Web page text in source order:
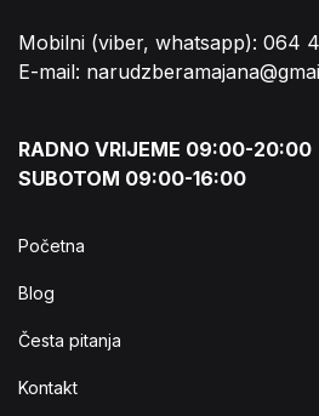
Mobilni (viber, whatsapp): 064
E-mail:
RADNO VRIJEME 09:00-20:00
SUBOTOM 09:00-16:00
Početna
Blog
Česta pitanja
Kontakt